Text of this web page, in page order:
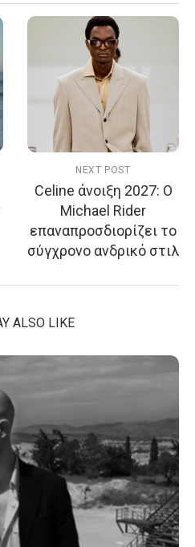
NEXT POST
Celine άνοιξη 2027: Ο
Michael Rider
επαναπροσδιορίζει το
σύγχρονο ανδρικό στιλ
ALSO LIKE